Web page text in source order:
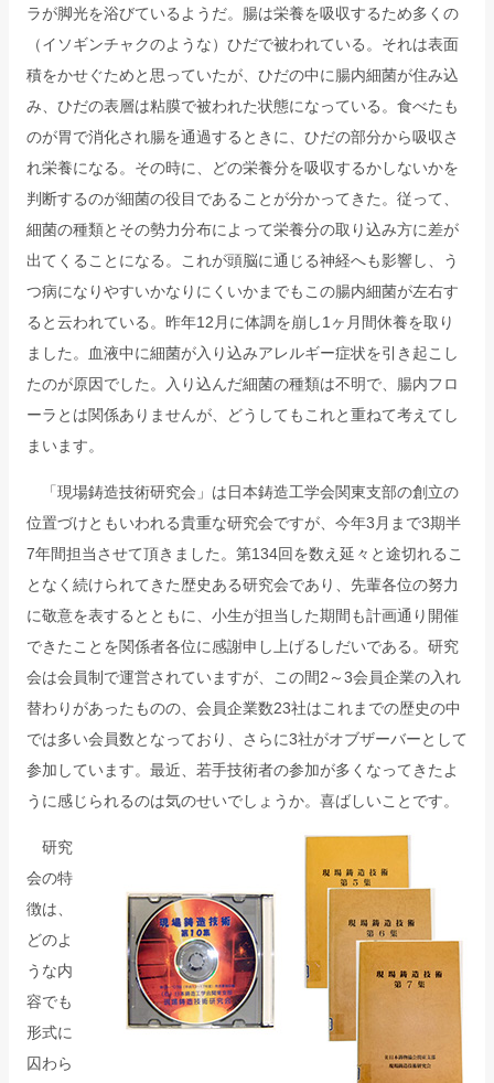
ラが脚光を浴びているようだ。腸は栄養を吸収するため多くの
（イソギンチャクのような）ひだで被われている。それは表面
積をかせぐためと思っていたが、ひだの中に腸内細菌が住み込
み、ひだの表層は粘膜で被われた状態になっている。食べたも
のが胃で消化され腸を通過するときに、ひだの部分から吸収さ
れ栄養になる。その時に、どの栄養分を吸収するかしないかを
判断するのが細菌の役目であることが分かってきた。従って、
細菌の種類とその勢力分布によって栄養分の取り込み方に差が
出てくることになる。これが頭脳に通じる神経へも影響し、う
つ病になりやすいかなりにくいかまでもこの腸内細菌が左右す
ると云われている。昨年12月に体調を崩し1ヶ月間休養を取り
ました。血液中に細菌が入り込みアレルギー症状を引き起こし
たのが原因でした。入り込んだ細菌の種類は不明で、腸内フロ
ーラとは関係ありませんが、どうしてもこれと重ねて考えてし
まいます。
「現場鋳造技術研究会」は日本鋳造工学会関東支部の創立の
位置づけともいわれる貴重な研究会ですが、今年3月まで3期半
7年間担当させて頂きました。第134回を数え延々と途切れるこ
となく続けられてきた歴史ある研究会であり、先輩各位の努力
に敬意を表するとともに、小生が担当した期間も計画通り開催
できたことを関係者各位に感謝申し上げるしだいである。研究
会は会員制で運営されていますが、この間2～3会員企業の入れ
替わりがあったものの、会員企業数23社はこれまでの歴史の中
では多い会員数となっており、さらに3社がオブザーバーとして
参加しています。最近、若手技術者の参加が多くなってきたよ
うに感じられるのは気のせいでしょうか。喜ばしいことです。
研究
会の特
徴は、
どのよ
うな内
容でも
形式に
囚わら